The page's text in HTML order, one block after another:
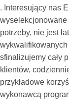
. Interesujący nas
potrzeby, nie jest
sfinalizujemy cały
klientów,
przykładowe
wykonawcą